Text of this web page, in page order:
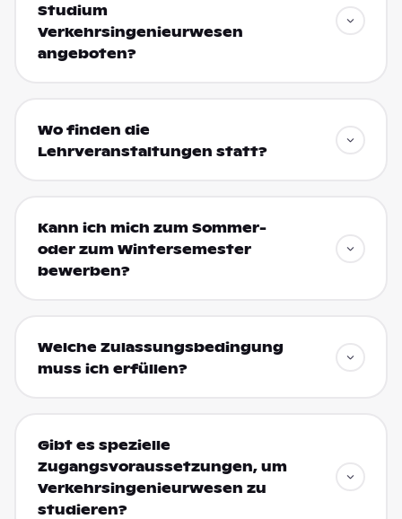
Studium
Verkehrsingenieurwesen
angeboten?
Wo finden die
Lehrveranstaltungen statt?
Kann ich mich zum Sommer-
oder zum Wintersemester
bewerben?
Welche Zulassungsbedingung
muss ich erfüllen?
Gibt es spezielle
Zugangsvoraussetzungen, um
Verkehrsingenieurwesen zu
studieren?